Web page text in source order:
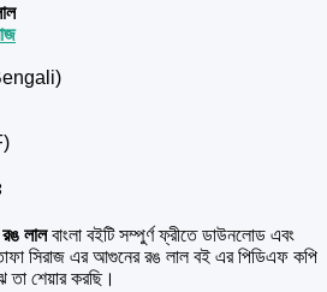
লালবাংলা বইটি সম্পুর্ণ ফ্রীতে ডাউনলোড এবং
সিরাজ এর আগুনের রঙ লাল বই এর পিডিএফ কপি
তা শেয়ার করছি।